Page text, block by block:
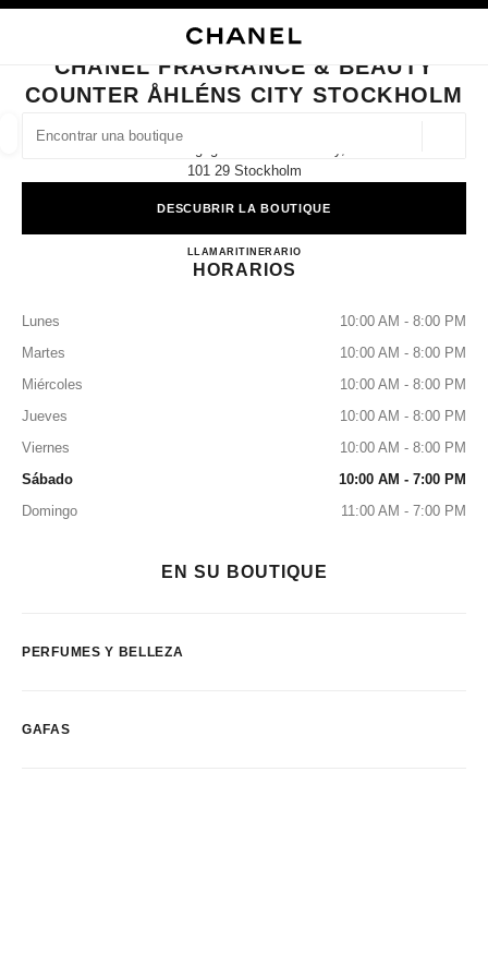
BUSCAR UNA BOUTIQUE
las sugerencias se muestran debajo de esta barra de búsqueda
0 Sugerencias disponibles
CERRAR TARJETA DE BOUTIQUE CHANEL FRAGRANCE & BEAUTY
CHANEL FRAGRANCE & BEAUTY
COUNTER ÅHLÉNS CITY STOCKHOLM
Klarabergsgatan 50 Åhléns City,
101 29 Stockholm
DESCUBRIR LA BOUTIQUE
LLAMAR725803260ITINERARIOCHANEL FRAGRANCE &
HORARIOS
Lunes
10:00 AM - 8:00 PM
Martes
10:00 AM - 8:00 PM
Miércoles
10:00 AM - 8:00 PM
Jueves
10:00 AM - 8:00 PM
Viernes
10:00 AM - 8:00 PM
Sábado
10:00 AM - 7:00 PM
Domingo
11:00 AM - 7:00 PM
EN SU BOUTIQUE
PERFUMES Y BELLEZA
GAFAS
filtros
resultado de los filtros por: